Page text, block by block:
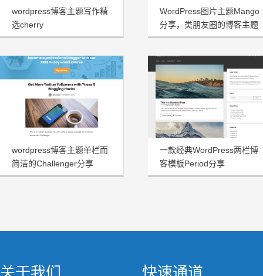
wordpress博客主题写作精
选cherry
WordPress图片主题Mango
分享，类朋友圈的博客主题
wordpress博客主题单栏而
简洁的Challenger分享
一款经典WordPress两栏博
客模板Period分享